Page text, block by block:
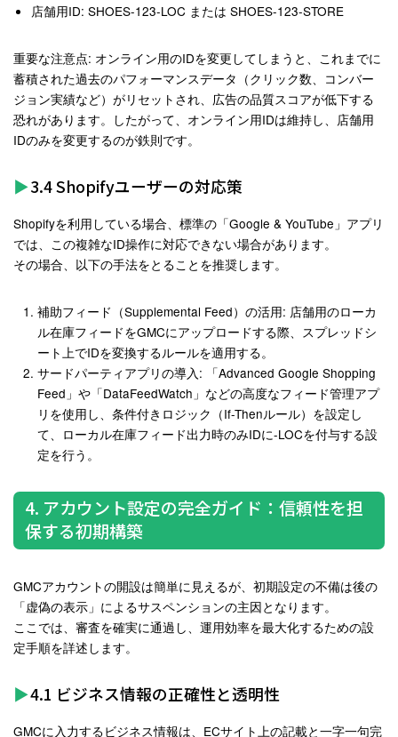
店舗用ID: SHOES-123-LOC または SHOES-123-STORE
重要な注意点: オンライン用のIDを変更してしまうと、これまでに
蓄積された過去のパフォーマンスデータ（クリック数、コンバー
ジョン実績など）がリセットされ、広告の品質スコアが低下する
恐れがあります。したがって、 オンライン用IDは維持し、店舗用
IDのみを変更するのが鉄則です。
3.4 Shopifyユーザーの対応策
Shopifyを利用している場合、標準の「Google & YouTube」アプリ
では、この複雑なID操作に対応できない場合があります。
その場合、以下の手法をとることを推奨します。
補助フィード（Supplemental Feed）の活用: 店舗用のローカ
ル在庫フィードをGMCにアップロードする際、スプレッドシ
ート上でIDを変換するルールを適用する。
サードパーティアプリの導入: 「Advanced Google Shopping
Feed」や「DataFeedWatch」などの高度なフィード管理アプ
リを使用し、条件付きロジック（If-Thenルール）を設定し
て、ローカル在庫フィード出力時のみIDに-LOCを付与する設
定を行う 。
4. アカウント設定の完全ガイド：信頼性を担
保する初期構築
GMCアカウントの開設は簡単に見えるが、初期設定の不備は後の
「虚偽の表示」によるサスペンションの主因となります。
ここでは、審査を確実に通過し、運用効率を最大化するための設
定手順を詳述します。
4.1 ビジネス情報の正確性と透明性
GMCに入力するビジネス情報は、ECサイト上の記載と一字一句完